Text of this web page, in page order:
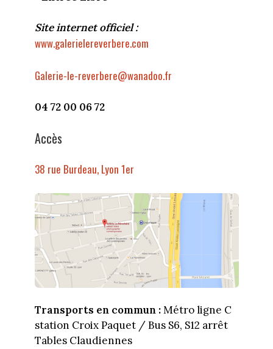
Site internet officiel :
www.galerielereverbere.com
Galerie-le-reverbere@wanadoo.fr
04 72 00 06 72
Accès
38 rue Burdeau, Lyon 1er
Transports en commun :Métro ligne C
station Croix Paquet / Bus S6, S12 arrêt
Tables Claudiennes